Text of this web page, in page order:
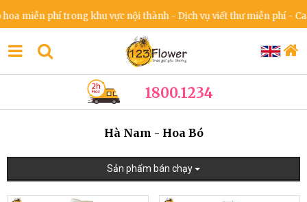
miễn phí trong khu vực nội thành - Dịch vụ viết thư miễn phí -
1800.1234
Hà Nam - Hoa Bó
Sản phẩm bán chạy